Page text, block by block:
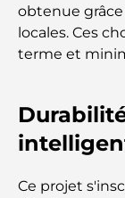
Plan
norme
créer
Les
extérieurs
obtenue
locales. Ces
terme et
Ce projet